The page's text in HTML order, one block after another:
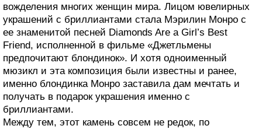
вожделения многих женщин мира. Лицом ювелирных
украшений с бриллиантами стала Мэрилин Монро с
ее знаменитой песней Diamonds Are a Girl’s Best
Friend, исполненной в фильме «Джетльмены
предпочитают блондинок». И хотя одноименный
мюзикл и эта композиция были известны и ранее,
именно блондинка Монро заставила дам мечтать и
получать в подарок украшения именно с
бриллиантами.
Между тем, этот камень совсем не редок, по